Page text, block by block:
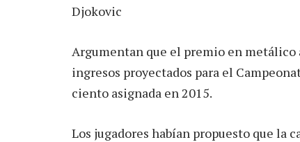
Djokovic
Argumentan que el premio en
ingresos proyectados para el
ciento asignada en 2015.
Los jugadores habían propuesto que la